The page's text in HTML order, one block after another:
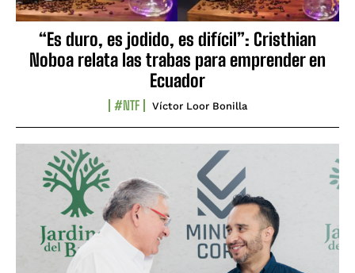
“Es duro, es jodido, es difícil”: Cristhian
Noboa relata las trabas para emprender en
Ecuador
#NTF Víctor Loor Bonilla